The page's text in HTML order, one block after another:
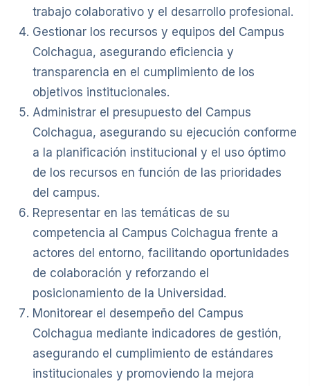
trabajo colaborativo y el desarrollo profesional.
Gestionar los recursos y equipos del Campus
Colchagua, asegurando eficiencia y
transparencia en el cumplimiento de los
objetivos institucionales.
Administrar el presupuesto del Campus
Colchagua, asegurando su ejecución conforme
a la planificación institucional y el uso óptimo
de los recursos en función de las prioridades
del campus.
Representar en las temáticas de su
competencia al Campus Colchagua frente a
actores del entorno, facilitando oportunidades
de colaboración y reforzando el
posicionamiento de la Universidad.
Monitorear el desempeño del Campus
Colchagua mediante indicadores de gestión,
asegurando el cumplimiento de estándares
institucionales y promoviendo la mejora